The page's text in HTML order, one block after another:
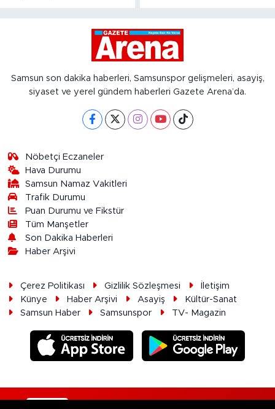
Samsun son dakika haberleri, Samsunspor gelişmeleri, asayiş,
siyaset ve yerel gündem haberleri Gazete Arena’da.
Nöbetçi Eczaneler
Hava Durumu
Samsun Namaz Vakitleri
Trafik Durumu
Puan Durumu ve Fikstür
Tüm Manşetler
Son Dakika Haberleri
Haber Arşivi
Çerez Politikası Gizlilik Sözleşmesi
İletişim
Künye
Haber Arşivi Asayiş
Kültür-Sanat
Samsun Haber
Samsunspor TV- Magazin